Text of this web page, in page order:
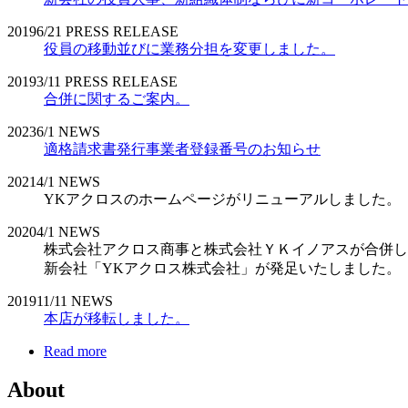
20196/21 PRESS RELEASE
役員の移動並びに業務分担を変更しました。
20193/11 PRESS RELEASE
合併に関するご案内。
20236/1 NEWS
適格請求書発行事業者登録番号のお知らせ
20214/1 NEWS
YKアクロスのホームページがリニューアルしました。
20204/1 NEWS
株式会社アクロス商事と株式会社ＹＫイノアスが合併
新会社「YKアクロス株式会社」が発足いたしました。
201911/11 NEWS
本店が移転しました。
Read more
About